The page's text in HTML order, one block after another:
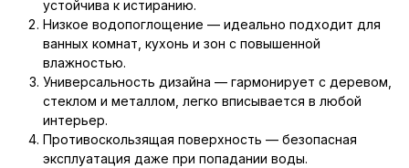
устойчива к истиранию.
Низкое водопоглощение — идеально подходит для
ванных комнат, кухонь и зон с повышенной
влажностью.
Универсальность дизайна — гармонирует с деревом,
стеклом и металлом, легко вписывается в любой
интерьер.
Противоскользящая поверхность — безопасная
эксплуатация даже при попадании воды.